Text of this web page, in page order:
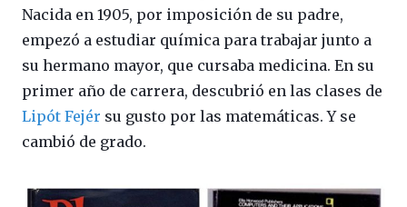
Nacida en 1905, por imposición de su padre,
empezó a estudiar química para trabajar junto a
su hermano mayor, que cursaba medicina. En su
primer año de carrera, descubrió en las clases de
Lipót Fejér su gusto por las matemáticas. Y se
cambió de grado.